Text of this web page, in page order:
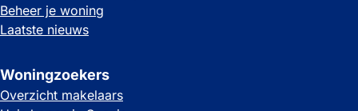
Beheer je woning
Laatste nieuws
Woningzoekers
Overzicht makelaars